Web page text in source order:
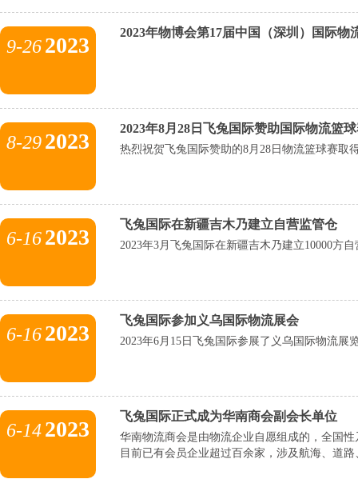
9-262023
2023年物博会第17届中国（深圳）国际物
8-292023
2023年8月28日飞兔国际赞助国际物流篮
热烈祝贺飞兔国际赞助的8月28日物流篮球赛取
6-162023
飞兔国际在新疆吉木乃建立自营监管仓
2023年3月飞兔国际在新疆吉木乃建立10000方
6-162023
飞兔国际参加义乌国际物流展会
2023年6月15日飞兔国际参展了义乌国际物流展
6-142023
飞兔国际正式成为华南商会副会长单位
华南物流商会是由物流企业自愿组成的，全国
目前已有会员企业超过百余家，涉及航海、道